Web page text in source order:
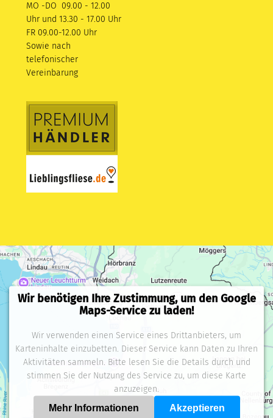
MO -DO 09.00 - 12.00
Uhr und 13.30 - 17.00 Uhr
FR 09.00-12.00 Uhr
Sowie nach
telefonischer
Vereinbarung
Wir benötigen Ihre Zustimmung, um den Google
Maps-Service zu laden!
Wir verwenden einen Service eines Drittanbieters, um
Karteninhalte einzubetten. Dieser Service kann Daten zu Ihren
Aktivitäten sammeln. Bitte lesen Sie die Details durch und
stimmen Sie der Nutzung des Service zu, um diese Karte
anzuzeigen.
Mehr Informationen
Akzeptieren